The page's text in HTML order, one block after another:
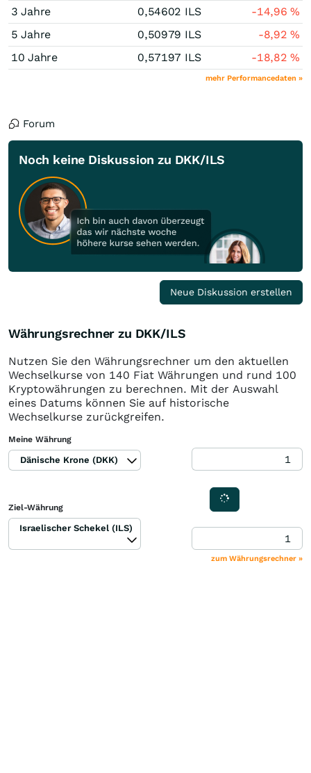
3 Jahre 0,54602 ILS -14,96%
5 Jahre
0,50979 ILS -8,92%
10 Jahre
0,57197 ILS -18,82%
mehr Performancedaten »
Forum
Noch keine Diskussion zu DKK/ILS
Neue Diskussion erstellen
Währungsrechner zu DKK/ILS
Nutzen Sie den Währungsrechner um den aktuellen
Wechselkurse von 140 Fiat Währungen und rund 100
Kryptowährungen zu berechnen. Mit der Auswahl
eines Datums können Sie auf historische
Wechselkurse zurückgreifen.
Meine Währung
Dänische Krone (DKK)
Ziel-Währung
Israelischer Schekel (ILS)
zum Währungsrechner »